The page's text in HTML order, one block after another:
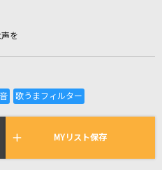
れき
れている曲の一覧
を
MYリスト保存